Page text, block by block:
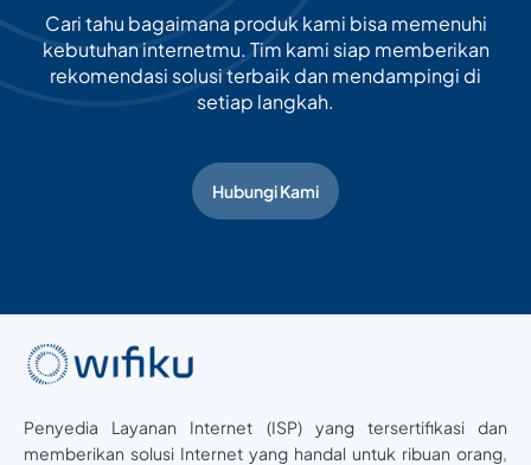
Cari tahu bagaimana produk kami bisa memenuhi
kebutuhan internetmu. Tim kami siap memberikan
rekomendasi solusi terbaik dan mendampingi di
setiap langkah.
Hubungi Kami
Penyedia Layanan Internet (ISP) yang tersertifikasi dan
memberikan solusi Internet yang handal untuk ribuan orang,